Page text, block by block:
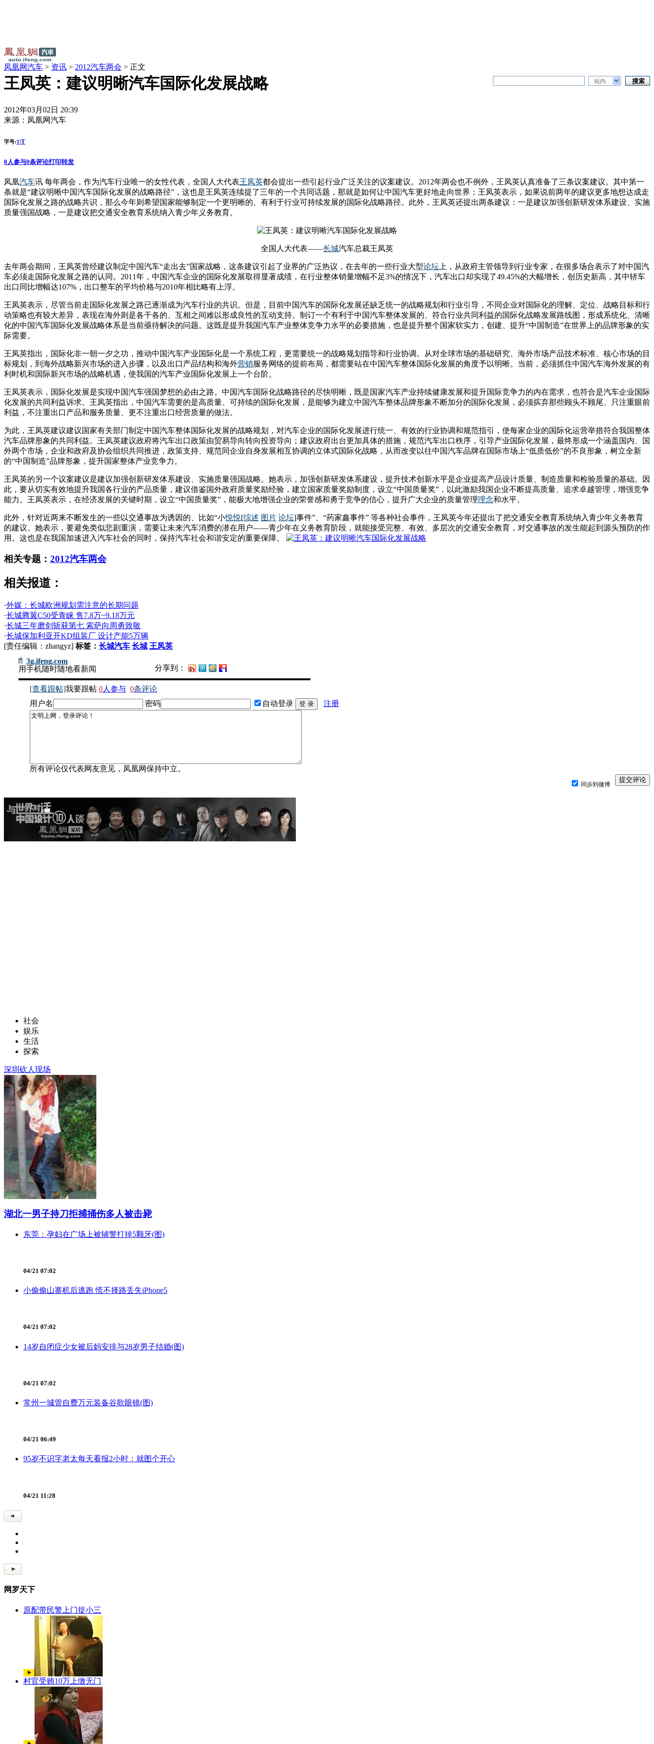
凤凰网汽车 > 资讯 > 2012汽车两会 > 正文
站内
王凤英：建议明晰汽车国际化发展战略
2012年03月02日 20:39
来源： 凤凰网汽车
字号:T|T
0 人参与0条评论打印转发
凤凰汽车讯 每年两会，作为汽车行业唯一的女性代表，全国人大代表王凤英都会提出一些引起行业广泛关注的议案建议。2012年两会也不例外，王凤英认真准备了三条议案建议。其中第一
条就是“建议明晰中国汽车国际化发展的战略路径”，这也是王凤英连续提了三年的一个共同话题，那就是如何让中国汽车更好地走向世界；王凤英表示，如果说前两年的建议更多地想达成走
国际化发展之路的战略共识，那么今年则希望国家能够制定一个更明晰的、有利于行业可持续发展的国际化战略路径。此外，王凤英还提出两条建议：一是建议加强创新研发体系建设、实施
质量强国战略，一是建议把交通安全教育系统纳入青少年义务教育。
全国人大代表——长城汽车总裁王凤英
去年两会期间，王凤英曾经建议制定中国汽车“走出去”国家战略，这条建议引起了业界的广泛热议，在去年的一些行业大型论坛 上，从政府主管领导到行业专家，在很多场合表示了对中国汽
车必须走国际化发展之路的认同。2011年，中国汽车企业的国际化发展取得显著成绩，在行业整体销量增幅不足3%的情况下，汽车出口却实现了49.45%的大幅增长，创历史新高，其中轿车
出口同比增幅达107%，出口整车的平均价格与2010年相比略有上浮。
王凤英表示，尽管当前走国际化发展之路已逐渐成为汽车行业的共识。但是，目前中国汽车的国际化发展还缺乏统一的战略规划和行业引导，不同企业对国际化的理解、定位、战略目标和行
动策略也有较大差异，表现在海外则是各干各的、互相之间难以形成良性的互动支持。制订一个有利于中国汽车整体发展的、符合行业共同利益的国际化战略发展路线图，形成系统化、清晰
化的中国汽车国际化发展战略体系是当前亟待解决的问题。这既是提升我国汽车产业整体竞争力水平的必要措施，也是提升整个国家软实力，创建、提升“中国制造”在世界上的品牌形象的实
际需要。
王凤英指出，国际化非一朝一夕之功，推动中国汽车产业国际化是一个系统工程，更需要统一的战略规划指导和行业协调。从对全球市场的基础研究、海外市场产品技术标准、核心市场的目
标规划，到海外战略新兴市场的进入步骤，以及出口产品结构和海外营销服务网络的提前布局，都需要站在中国汽车整体国际化发展的角度予以明晰。当前，必须抓住中国汽车海外发展的有
利时机和国际新兴市场的战略机遇，使我国的汽车产业国际化发展上一个台阶。
王凤英表示，国际化发展是实现中国汽车强国梦想的必由之路。中国汽车国际化战略路径的尽快明晰，既是国家汽车产业持续健康发展和提升国际竞争力的内在需求，也符合是汽车企业国际
化发展的共同利益诉求。王凤英指出，中国汽车需要的是高质量、可持续的国际化发展，是能够为建立中国汽车整体品牌形象不断加分的国际化发展，必须摈弃那些顾头不顾尾、只注重眼前
利益，不注重出口产品和服务质量、更不注重出口经营质量的做法。
为此，王凤英建议建议国家有关部门制定中国汽车整体国际化发展的战略规划，对汽车企业的国际化发展进行统一、有效的行业协调和规范指引，使每家企业的国际化运营举措符合我国整体
汽车品牌形象的共同利益。王凤英建议政府将汽车出口政策由贸易导向转向投资导向；建议政府出台更加具体的措施，规范汽车出口秩序，引导产业国际化发展，最终形成一个涵盖国内、国
外两个市场，企业和政府及协会组织共同推进，政策支持、规范同企业自身发展相互协调的立体式国际化战略，从而改变以往中国汽车品牌在国际市场上“低质低价”的不良形象，树立全新
的“中国制造”品牌形象，提升国家整体产业竞争力。
王凤英的另一个议案建议是建议加强创新研发体系建设、实施质量强国战略。她表示，加强创新研发体系建设，提升技术创新水平是企业提高产品设计质量、制造质量和检验质量的基础。因
此，要从切实有效地提升我国各行业的产品质量，建议借鉴国外政府质量奖励经验，建立国家质量奖励制度，设立“中国质量奖”，以此激励我国企业不断提高质量、追求卓越管理，增强竞争
能力。王凤英表示，在经济发展的关键时期，设立“中国质量奖”，能极大地增强企业的荣誉感和勇于竞争的信心，提升广大企业的质量管理理念和水平。
此外，针对近两来不断发生的一些以交通事故为诱因的、比如“小悦悦[综述 图片 论坛]事件”、“药家鑫事件” 等各种社会事件，王凤英今年还提出了把交通安全教育系统纳入青少年义务教育
的建议。她表示，要避免类似悲剧重演，需要让未来汽车消费的潜在用户——青少年在义务教育阶段，就能接受完整、有效、多层次的交通安全教育，对交通事故的发生能起到源头预防的作
用。这也是在我国加速进入汽车社会的同时，保持汽车社会和谐安定的重要保障。
相关专题： 2012汽车两会
相关报道：
·外媒：长城欧洲规划需注意的长期问题
·长城腾翼C50受青睐 售7.8万~9.18万元
·长城三年磨剑斩获第七 索萨向周勇致敬
·长城保加利亚开KD组装厂 设计产能5万辆
[责任编辑：zhangyz] 标签： 长城汽车 长城 王凤英
3g.ifeng.com
用手机随时随地看新闻
分享到：
[查看跟帖]我要跟帖 0人参与 0条评论
用户名
密码 自动登录 注册
所有评论仅代表网友意见，凤凰网保持中立。
同步到微博
社会
娱乐
生活
探索
深圳砍人现场
湖北一男子持刀拒捕捅伤多人被击毙
东莞：孕妇在广场上被辅警打掉5颗牙(图)
04/21 07:02
小偷偷山寨机后逃跑 慌不择路丢失iPhone5
04/21 07:02
14岁自闭症少女被后妈安排与28岁男子结婚(图)
04/21 07:02
常州一城管自费万元装备谷歌眼镜(图)
04/21 06:49
95岁不识字老太每天看报2小时：就图个开心
04/21 11:28
网罗天下
原配带民警上门捉小三
村官受贿10万上缴无门